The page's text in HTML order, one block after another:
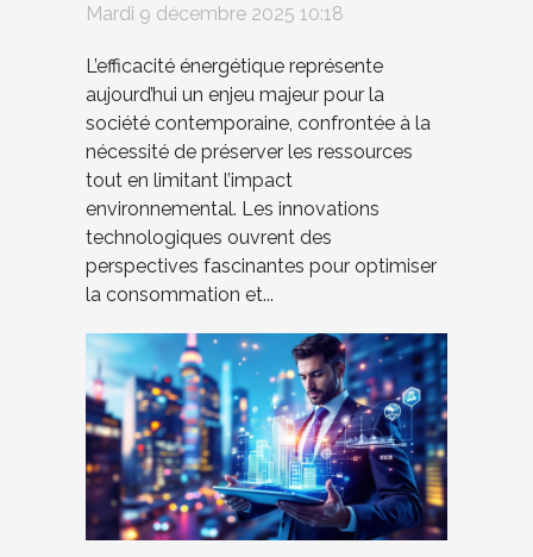
?
Mardi 9 décembre 2025 10:18
L’efficacité énergétique représente
aujourd’hui un enjeu majeur pour la
société contemporaine, confrontée à la
nécessité de préserver les ressources
tout en limitant l’impact
environnemental. Les innovations
technologiques ouvrent des
perspectives fascinantes pour optimiser
la consommation et...